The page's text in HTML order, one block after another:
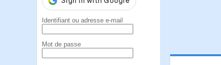
Identifiant ou adresse e-mail
Mot de passe